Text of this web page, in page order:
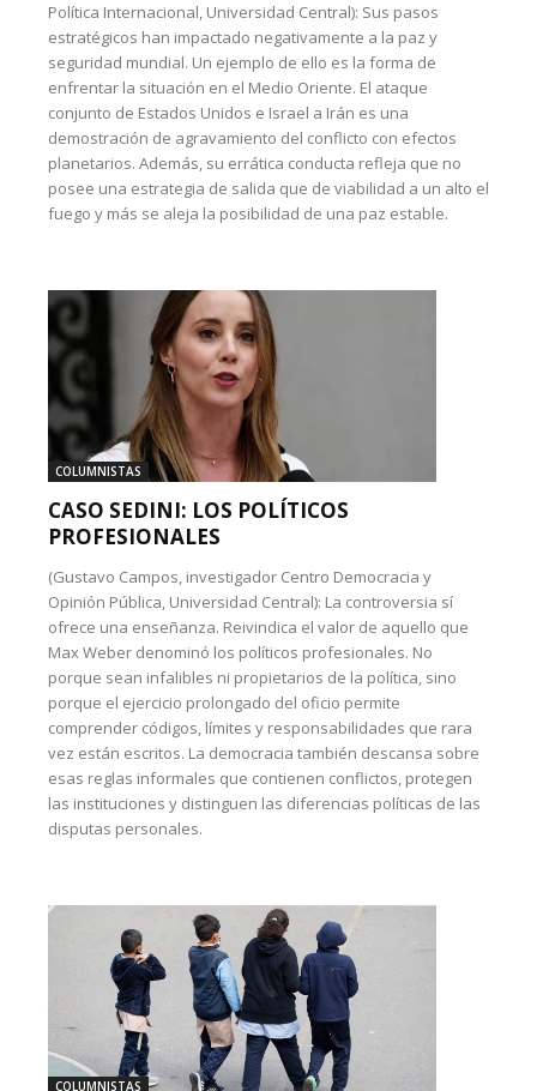
Política Internacional, Universidad Central): Sus pasos
estratégicos han impactado negativamente a la paz y
seguridad mundial. Un ejemplo de ello es la forma de
enfrentar la situación en el Medio Oriente. El ataque
conjunto de Estados Unidos e Israel a Irán es una
demostración de agravamiento del conflicto con efectos
planetarios. Además, su errática conducta refleja que no
posee una estrategia de salida que de viabilidad a un alto el
fuego y más se aleja la posibilidad de una paz estable.
COLUMNISTAS
CASO SEDINI: LOS POLÍTICOS
PROFESIONALES
(Gustavo Campos, investigador Centro Democracia y
Opinión Pública, Universidad Central): La controversia sí
ofrece una enseñanza. Reivindica el valor de aquello que
Max Weber denominó los políticos profesionales. No
porque sean infalibles ni propietarios de la política, sino
porque el ejercicio prolongado del oficio permite
comprender códigos, límites y responsabilidades que rara
vez están escritos. La democracia también descansa sobre
esas reglas informales que contienen conflictos, protegen
las instituciones y distinguen las diferencias políticas de las
disputas personales.
COLUMNISTAS